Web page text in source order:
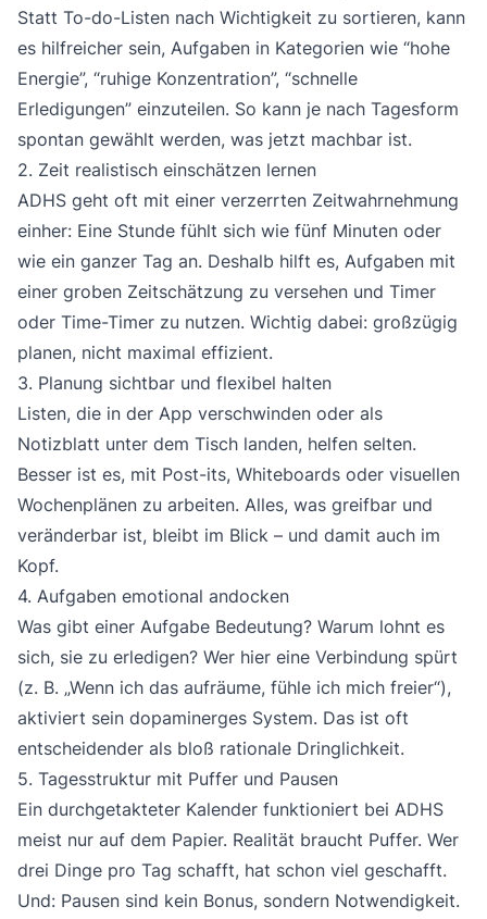
Statt To-do-Listen nach Wichtigkeit zu sortieren, kann
es hilfreicher sein, Aufgaben in Kategorien wie “hohe
Energie”, “ruhige Konzentration”, “schnelle
Erledigungen” einzuteilen. So kann je nach Tagesform
spontan gewählt werden, was jetzt machbar ist.
2. Zeit realistisch einschätzen lernen
ADHS geht oft mit einer verzerrten Zeitwahrnehmung
einher: Eine Stunde fühlt sich wie fünf Minuten oder
wie ein ganzer Tag an. Deshalb hilft es, Aufgaben mit
einer groben Zeitschätzung zu versehen und Timer
oder Time-Timer zu nutzen. Wichtig dabei: großzügig
planen, nicht maximal effizient.
3. Planung sichtbar und flexibel halten
Listen, die in der App verschwinden oder als
Notizblatt unter dem Tisch landen, helfen selten.
Besser ist es, mit Post-its, Whiteboards oder visuellen
Wochenplänen zu arbeiten. Alles, was greifbar und
veränderbar ist, bleibt im Blick – und damit auch im
Kopf.
4. Aufgaben emotional andocken
Was gibt einer Aufgabe Bedeutung? Warum lohnt es
sich, sie zu erledigen? Wer hier eine Verbindung spürt
(z. B. „Wenn ich das aufräume, fühle ich mich freier“),
aktiviert sein dopaminerges System. Das ist oft
entscheidender als bloß rationale Dringlichkeit.
5. Tagesstruktur mit Puffer und Pausen
Ein durchgetakteter Kalender funktioniert bei ADHS
meist nur auf dem Papier. Realität braucht Puffer. Wer
drei Dinge pro Tag schafft, hat schon viel geschafft.
Und: Pausen sind kein Bonus, sondern Notwendigkeit.